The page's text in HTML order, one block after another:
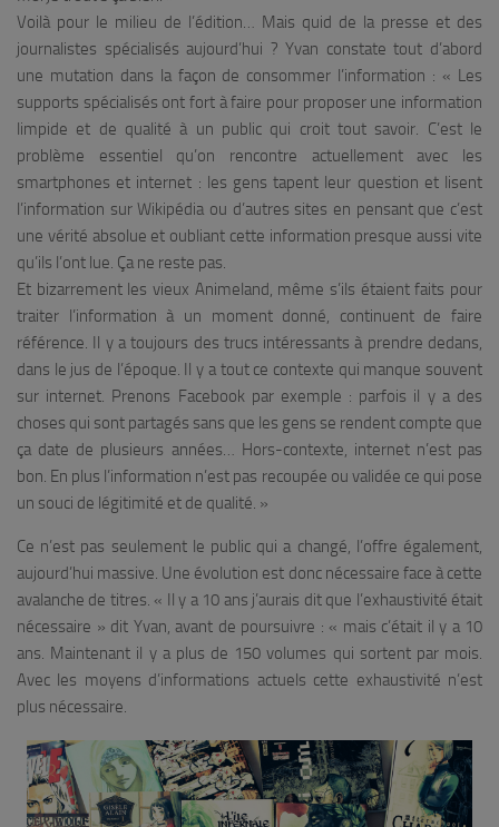
Voilà pour le milieu de l’édition… Mais quid de la presse et des
journalistes spécialisés aujourd’hui ? Yvan constate tout d’abord
une mutation dans la façon de consommer l’information : « Les
supports spécialisés ont fort à faire pour proposer une information
limpide et de qualité à un public qui croit tout savoir. C’est le
problème essentiel qu’on rencontre actuellement avec les
smartphones et internet : les gens tapent leur question et lisent
l’information sur Wikipédia ou d’autres sites en pensant que c’est
une vérité absolue et oubliant cette information presque aussi vite
qu’ils l’ont lue. Ça ne reste pas.
Et bizarrement les vieux Animeland, même s’ils étaient faits pour
traiter l’information à un moment donné, continuent de faire
référence. Il y a toujours des trucs intéressants à prendre dedans,
dans le jus de l’époque. Il y a tout ce contexte qui manque souvent
sur internet. Prenons Facebook par exemple : parfois il y a des
choses qui sont partagés sans que les gens se rendent compte que
ça date de plusieurs années… Hors-contexte, internet n’est pas
bon. En plus l’information n’est pas recoupée ou validée ce qui pose
un souci de légitimité et de qualité. »
Ce n’est pas seulement le public qui a changé, l’offre également,
aujourd’hui massive. Une évolution est donc nécessaire face à cette
avalanche de titres. « Il y a 10 ans j’aurais dit que l’exhaustivité était
nécessaire » dit Yvan, avant de poursuivre : « mais c’était il y a 10
ans. Maintenant il y a plus de 150 volumes qui sortent par mois.
Avec les moyens d’informations actuels cette exhaustivité n’est
plus nécessaire.